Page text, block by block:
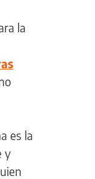
la
es la
y